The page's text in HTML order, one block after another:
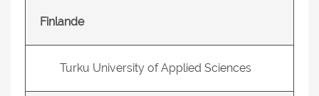
Finlande
Turku University of Applied Sciences